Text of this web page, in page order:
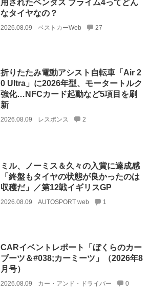
用されたベンタス プライム4ってどん
なタイヤなの？
2026.08.09 ベストカーWeb 27
折りたたみ電動アシスト自転車「Air 2
0 Ultra」に2026年型、モータートルク
強化…NFCカード起動など5項目を刷
新
2026.08.09 レスポンス 2
ミル、ノーミス＆久々の入賞に達成感
「終盤もタイヤの状態が良かったのは
収穫だ」／第12戦イギリスGP
2026.08.09 AUTOSPORT web 1
CARイベントレポート「ぼくらのカー
ブーツ＆#038;カーミーツ」（2026年8
月号）
2026.08.09 カー・アンド・ドライバー 0